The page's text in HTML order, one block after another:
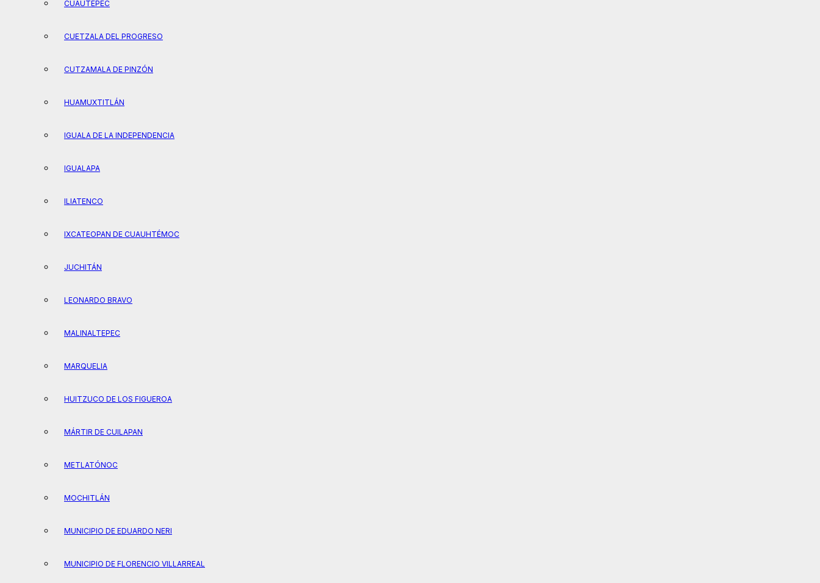
CUAUTEPEC
CUETZALA DEL PROGRESO
CUTZAMALA DE PINZÓN
HUAMUXTITLÁN
IGUALA DE LA INDEPENDENCIA
IGUALAPA
ILIATENCO
IXCATEOPAN DE CUAUHTÉMOC
JUCHITÁN
LEONARDO BRAVO
MALINALTEPEC
MARQUELIA
HUITZUCO DE LOS FIGUEROA
MÁRTIR DE CUILAPAN
METLATÓNOC
MOCHITLÁN
MUNICIPIO DE EDUARDO NERI
MUNICIPIO DE FLORENCIO VILLARREAL